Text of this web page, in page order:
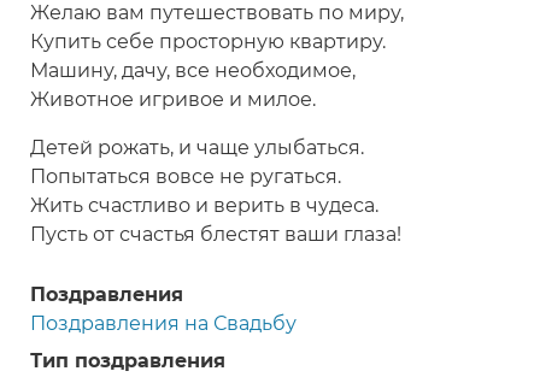
Желаю вам путешествовать по миру,
Купить себе просторную квартиру.
Машину, дачу, все необходимое,
Животное игривое и милое.
Детей рожать, и чаще улыбаться.
Попытаться вовсе не ругаться.
Жить счастливо и верить в чудеса.
Пусть от счастья блестят ваши глаза!
Поздравления
Поздравления на Свадьбу
Тип поздравления